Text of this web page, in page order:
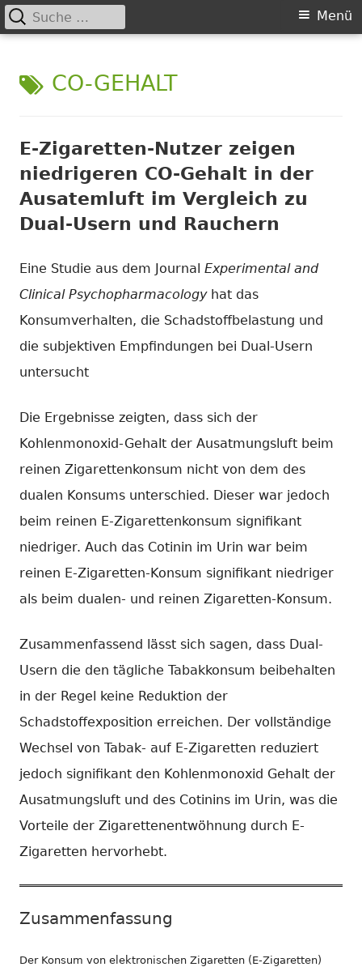
zum
Primäres
Menü
Suche
nach:
SCHLAGWORT:
CO-GEHALT
E-Zigaretten-Nutzer zeigen
niedrigeren CO-Gehalt in der
Ausatemluft im Vergleich zu
Dual-Usern und Rauchern
Eine Studie aus dem Journal Experimental and
Clinical Psychopharmacologyhat das
Konsumverhalten, die Schadstoffbelastung und
die subjektiven Empfindungen bei Dual-Usern
untersucht
Die Ergebnisse zeigten, dass sich der
Kohlenmonoxid-Gehalt der Ausatmungsluft beim
reinen Zigarettenkonsum nicht von dem des
dualen Konsums unterschied. Dieser war jedoch
beim reinen E-Zigarettenkonsum signifikant
niedriger. Auch das Cotinin im Urin war beim
reinen E-Zigaretten-Konsum signifikant niedriger
als beim dualen- und reinen Zigaretten-Konsum.
Zusammenfassend lässt sich sagen, dass Dual-
Usern die den tägliche Tabakkonsum beibehalten
in der Regel keine Reduktion der
Schadstoffexposition erreichen. Der vollständige
Wechsel von Tabak- auf E-Zigaretten reduziert
jedoch signifikant den Kohlenmonoxid Gehalt der
Ausatmungsluft und des Cotinins im Urin, was die
Vorteile der Zigarettenentwöhnung durch E-
Zigaretten hervorhebt.
Zusammenfassung
Der Konsum von elektronischen Zigaretten (E-Zigaretten)